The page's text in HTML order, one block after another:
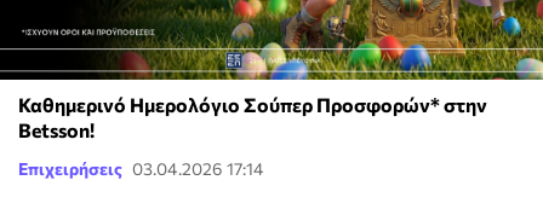
Καθημερινό Ημερολόγιο Σούπερ Προσφορών* στην
Betsson!
Επιχειρήσεις 03.04.2026 17:14